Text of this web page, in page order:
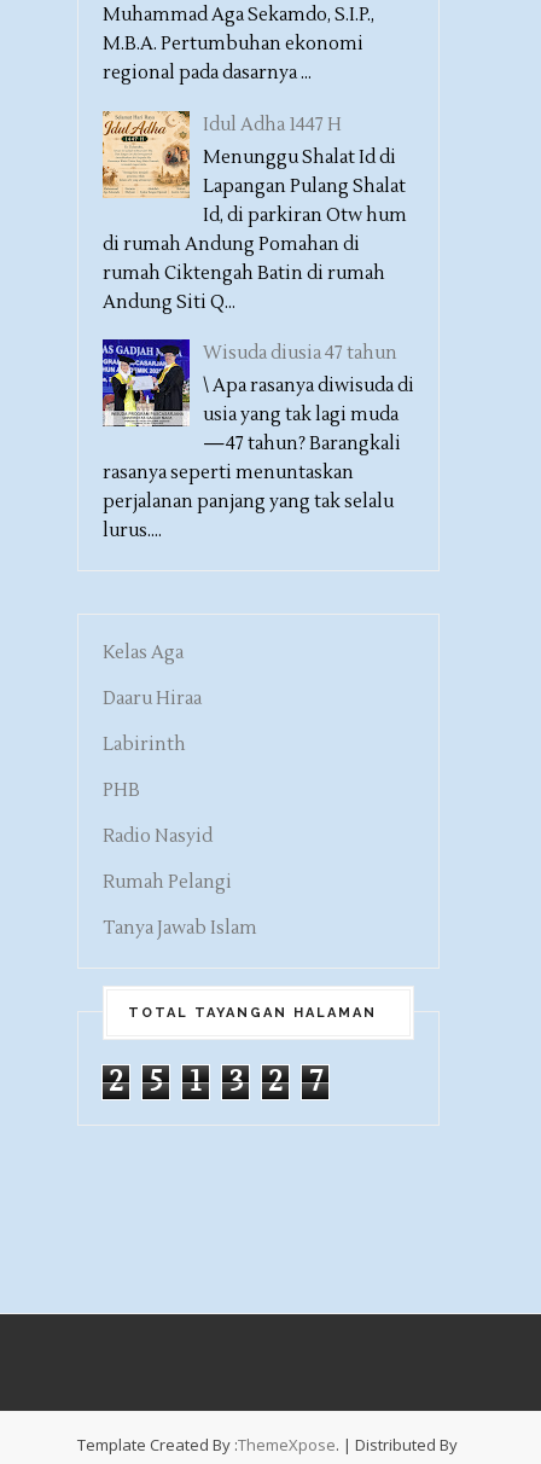
Muhammad Aga Sekamdo, S.I.P.,
M.B.A. Pertumbuhan ekonomi
regional pada dasarnya ...
Idul Adha 1447 H
Menunggu Shalat Id di
Lapangan Pulang Shalat
Id, di parkiran Otw hum
di rumah Andung Pomahan di
rumah Ciktengah Batin di rumah
Andung Siti Q...
Wisuda diusia 47 tahun
\ Apa rasanya diwisuda di
usia yang tak lagi muda
—47 tahun? Barangkali
rasanya seperti menuntaskan
perjalanan panjang yang tak selalu
lurus....
Kelas Aga
Daaru Hiraa
Labirinth
PHB
Radio Nasyid
Rumah Pelangi
Tanya Jawab Islam
TOTAL TAYANGAN HALAMAN
2 5 1 3 2 7
Template Created By :ThemeXpose. | Distributed By